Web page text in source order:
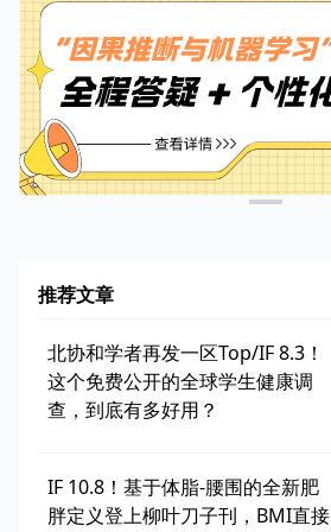
推荐文章
北协和学者再发一区Top/IF 8.3！
这个免费公开的全球学生健康调
查，到底有多好用？
IF 10.8！基于体脂-腰围的全新肥
胖定义登上柳叶刀子刊，BMI直接